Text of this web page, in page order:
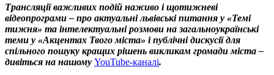
Трансляції важливих подій наживо і щотижневі
відеопрограми – про актуальні львівські питання у «Темі
тижня» та інтелектуальні розмови на загальноукраїнські
теми у «Акцентах Твого міста» і публічні дискусії для
спільного пошуку кращих рішень викликам громади міста –
дивіться на нашому YouTube-каналі.